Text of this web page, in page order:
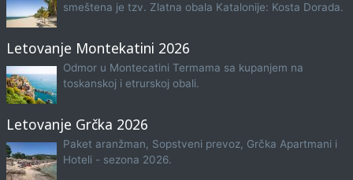
smeštena je tzv. Zlatna obala Katalonije: Kosta Dorada.
Letovanje Montekatini 2026
Odmor u Montecatini Termama sa kupanjem na
toskanskoj i etrurskoj obali.
Letovanje Grčka 2026
Paket aranžman, Sopstveni prevoz, Grčka Apartmani i
Hoteli - sezona 2026.